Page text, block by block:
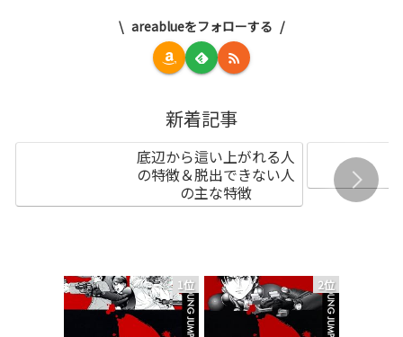
areablueをフォローする
新着記事
底辺から這い上がれる人
の特徴＆脱出できない人
の主な特徴
1位 2位